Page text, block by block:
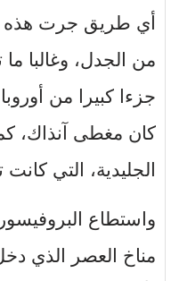
أي طريق جرت هذه
من الجدل، وغالبا
جزءا كبيرا من
كان مغطى آنذاك، كما
الجليدية، التي
واستطاع
مناخ العصر الذي